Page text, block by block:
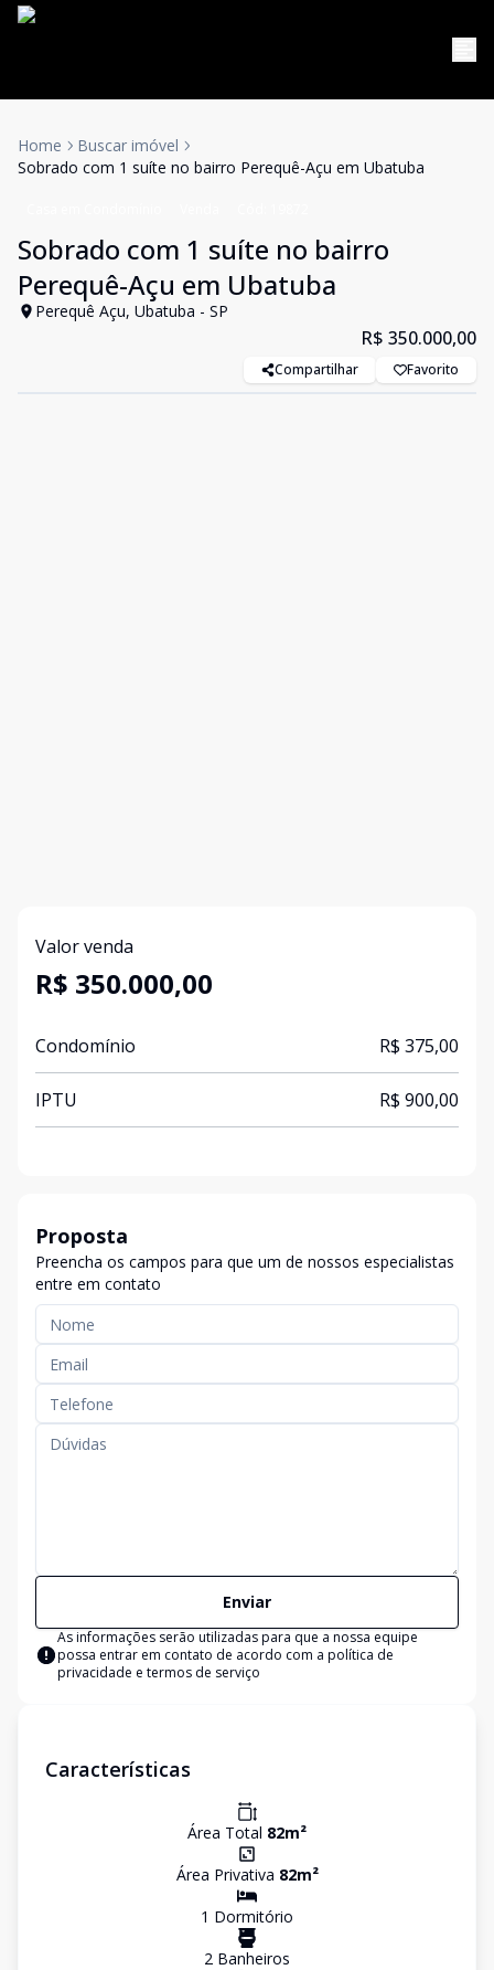
Home
Buscar imóvel
Sobrado com 1 suíte no bairro Perequê-Açu em Ubatuba
Sobrado com 1 suíte no bairro
Perequê-Açu em Ubatuba
Perequê Açu, Ubatuba - SP
R$ 350.000,00
Compartilhar Favorito
Valor venda
R$ 350.000,00
Condomínio R$ 375,00
IPTU R$ 900,00
Proposta
Preencha os campos para que um de nossos especialistas
entre em contato
Enviar
As informações serão utilizadas para que a nossa equipe
possa entrar em contato de acordo com a política de
privacidade e termos de serviço
Características
Área Total 82m²
Área Privativa 82m²
1 Dormitório
2 Banheiros